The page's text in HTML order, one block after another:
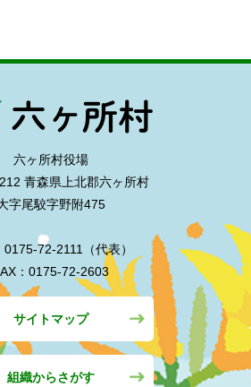
六ヶ所村役場
青森県上北郡六ヶ所村
字尾駮字野附475
0175-72-2111（代表）
：0175-72-2603
サイトマップ
組織からさがす